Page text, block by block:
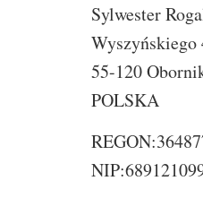
Sylwester
Wyszyńskiego
55-120
POLSKA